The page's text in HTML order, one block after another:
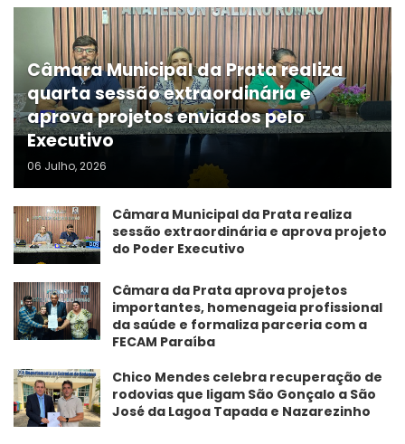
Câmara Municipal da Prata realiza
quarta sessão extraordinária e
aprova projetos enviados pelo
Executivo
06 Julho, 2026
Câmara Municipal da Prata realiza
sessão extraordinária e aprova projeto
do Poder Executivo
​Câmara da Prata aprova projetos
importantes, homenageia profissional
da saúde e formaliza parceria com a
FECAM Paraíba
Chico Mendes celebra recuperação de
rodovias que ligam São Gonçalo a São
José da Lagoa Tapada e Nazarezinho